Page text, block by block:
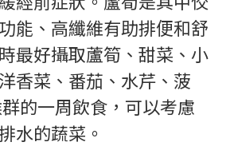
能、高纖維有助排便和舒
最好攝取蘆筍、甜菜、小
香菜、番茄、水芹、菠
的一周飲食，可以考慮
水的蔬菜。